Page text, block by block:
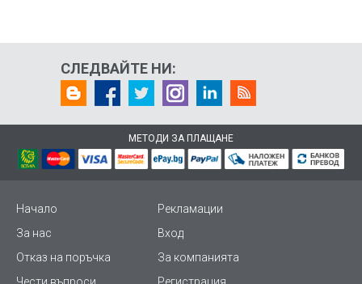
СЛЕДВАЙТЕ НИ:
МЕТОДИ ЗА ПЛАЩАНЕ
Начало
Рекламации
За нас
Вход
Отказ на поръчка
За компанията